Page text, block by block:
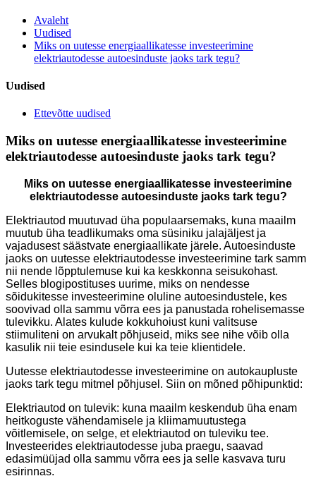
Avaleht
Uudised
Miks on uutesse energiaallikatesse investeerimine
elektriautodesse autoesinduste jaoks tark tegu?
Uudised
Ettevõtte uudised
Miks on uutesse energiaallikatesse investeerimine
elektriautodesse autoesinduste jaoks tark tegu?
Miks on uutesse energiaallikatesse investeerimine
elektriautodesse autoesinduste jaoks tark tegu?
Elektriautod muutuvad üha populaarsemaks, kuna maailm
muutub üha teadlikumaks oma süsiniku jalajäljest ja
vajadusest säästvate energiaallikate järele. Autoesinduste
jaoks on uutesse elektriautodesse investeerimine tark samm
nii nende lõpptulemuse kui ka keskkonna seisukohast.
Selles blogipostituses uurime, miks on nendesse
sõidukitesse investeerimine oluline autoesindustele, kes
soovivad olla sammu võrra ees ja panustada rohelisemasse
tulevikku. Alates kulude kokkuhoiust kuni valitsuse
stiimuliteni on arvukalt põhjuseid, miks see nihe võib olla
kasulik nii teie esindusele kui ka teie klientidele.
Uutesse elektriautodesse investeerimine on autokaupluste
jaoks tark tegu mitmel põhjusel. Siin on mõned põhipunktid:
Elektriautod on tulevik: kuna maailm keskendub üha enam
heitkoguste vähendamisele ja kliimamuutustega
võitlemisele, on selge, et elektriautod on tuleviku tee.
Investeerides elektriautodesse juba praegu, saavad
edasimüüjad olla sammu võrra ees ja selle kasvava turu
esirinnas.